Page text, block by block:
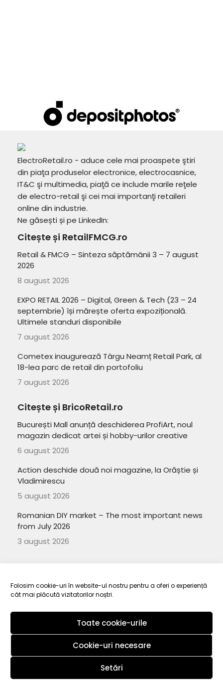
Folosim cookie-uri în website-ul nostru pentru a oferi o experiență
cât mai plăcută vizitatorilor noștri.
Toate cookie-urile
Cookie-uri necesare
Setări
ElectroRetail.ro - aduce cele mai proaspete ştiri
din piaţa produselor electronice, electrocasnice,
IT&C şi multimedia, piaţă ce include marile reţele
de electro-retail şi cei mai importanţi retaileri
online din industrie.
Ne găsești și pe LinkedIn:
Citește și RetailFMCG.ro
Retail & FMCG – Sinteza săptămânii 3 – 7 august
2026
8 august 2026
EXPO RETAIL 2026 – Digital, Green & Tech (23 – 24
septembrie) își mărește oferta expozițională.
Ultimele standuri disponibile
7 august 2026
Cometex inaugurează Târgu Neamț Retail Park, al
18-lea parc de retail din portofoliu
7 august 2026
Citește și BricoRetail.ro
București Mall anunță deschiderea ProfiArt, noul
magazin dedicat artei și hobby-urilor creative
6 august 2026
Action deschide două noi magazine, la Orăștie și
Vladimirescu
5 august 2026
Romanian DIY market – The most important news
from July 2026
3 august 2026
site-ului.